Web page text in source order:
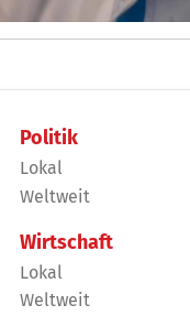
Politik
Lokal
Weltweit
Wirtschaft
Lokal
Weltweit